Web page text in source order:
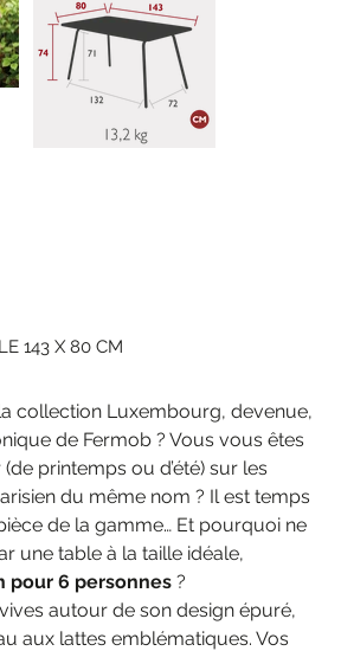
143 X 80 CM
collection Luxembourg, devenue,
de Fermob ? Vous vous êtes
printemps ou d’été) sur les
du même nom ? Il est temps
de la gamme… Et pourquoi ne
une table à la taille idéale,
pour 6 personnes ?
autour de son design épuré,
aux lattes emblématiques. Vos